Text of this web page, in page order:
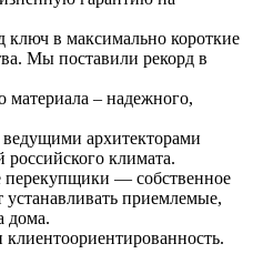
ключ в максимально короткие
Мы поставили рекорд в
материала – надежного,
архитекторами
российского климата.
— собственное
устанавливать приемлемые,
дома.